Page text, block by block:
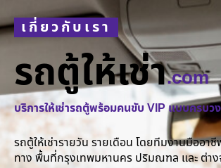
เกี่ยวกับเรา
รถตู้ให้เช่า.com
บริการให้เช่ารถตู้พร้อมคนขับ VIP แบบครบว
รถตู้ให้เช่ารายวัน รายเดือน โดยทีมงานมืออา
ทาง พื้นที่กรุงเทพมหานคร ปริมณฑล และ ต่า